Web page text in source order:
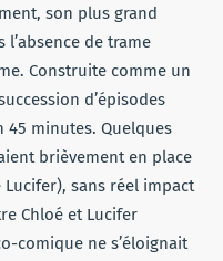
son plus grand
de trame
Construite comme un
d’épisodes
45 minutes. Quelques
brièvement en place
sans réel impact
Chloé et Lucifer
comique ne s’éloignait